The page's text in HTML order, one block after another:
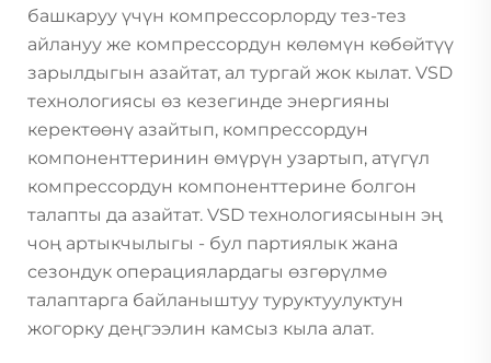
башкаруу үчүн компрессорлорду тез-тез
айлануу же компрессордун көлөмүн көбөйтүү
зарылдыгын азайтат, ал тургай жок кылат. VSD
технологиясы өз кезегинде энергияны
керектөөнү азайтып, компрессордун
компоненттеринин өмүрүн узартып, атүгүл
компрессордун компоненттерине болгон
талапты да азайтат. VSD технологиясынын эң
чоң артыкчылыгы - бул партиялык жана
сезондук операциялардагы өзгөрүлмө
талаптарга байланыштуу туруктуулуктун
жогорку деңгээлин камсыз кыла алат.